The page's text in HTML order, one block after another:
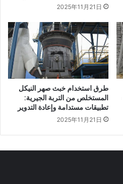
2025年11月21日
طرق استخدام خبث صهر النيكل
المستخلص من التربة الجيرية:
تطبيقات مستدامة وإعادة التدوير
2025年11月21日